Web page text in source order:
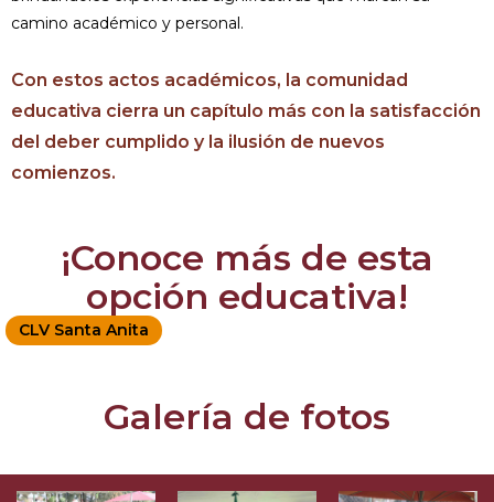
camino académico y personal.
Con estos actos académicos, la comunidad
educativa cierra un capítulo más con la satisfacción
del deber cumplido y la ilusión de nuevos
comienzos.
¡Conoce más de esta
opción educativa!
CLV Santa Anita
Galería de fotos